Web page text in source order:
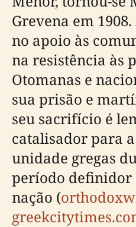
Grevena em
no apoio às
na resistência às
Otomanas e
sua prisão e
seu sacrifício é
catalisador para
unidade gregas
período definidor
nação (